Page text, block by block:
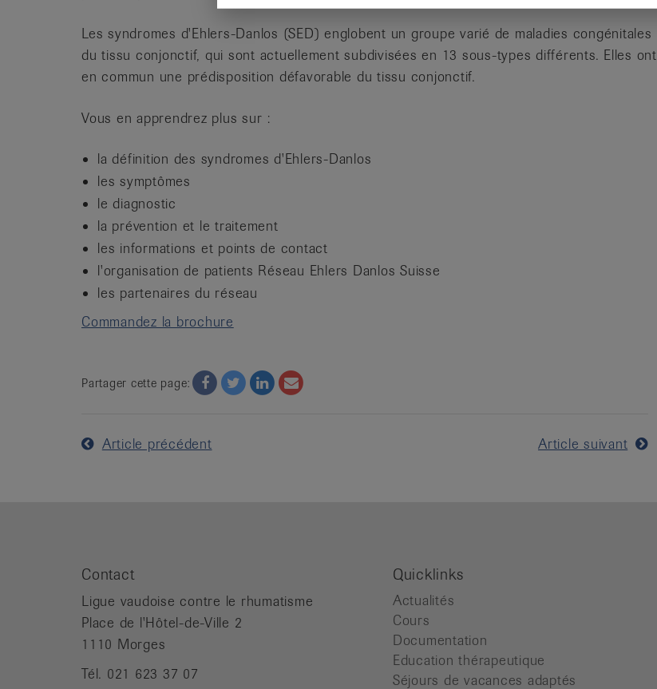
Les syndromes d'Ehlers-Danlos (SED) englobent un groupe varié de maladies congénitales
du tissu conjonctif, qui sont actuellement subdivisées en 13 sous-types différents. Elles ont
en commun une prédisposition défavorable du tissu conjonctif.
Vous en apprendrez plus sur :
la définition des syndromes d'Ehlers-Danlos
les symptômes
le diagnostic
la prévention et le traitement
les informations et points de contact
l'organisation de patients Réseau Ehlers Danlos Suisse
les partenaires du réseau
Commandez la brochure
Partager cette page: Facebook
TwitterTwitterEmail
Article précédent Article suivant
Contact
Ligue vaudoise contre le rhumatisme
Place de l'Hôtel-de-Ville 2
1110 Morges
Tél. 021 623 37 07
Quicklinks
Actualités
Cours
Documentation
Education thérapeutique
Séjours de vacances adaptés